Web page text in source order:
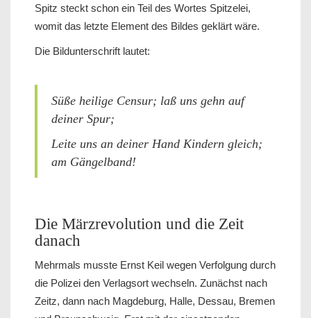
Spitz steckt schon ein Teil des Wortes Spitzelei,
womit das letzte Element des Bildes geklärt wäre.
Die Bildunterschrift lautet:
Süße heilige Censur; laß uns gehn auf
deiner Spur;
Leite uns an deiner Hand Kindern gleich;
am Gängelband!
Die Märzrevolution und die Zeit
danach
Mehrmals musste Ernst Keil wegen Verfolgung durch
die Polizei den Verlagsort wechseln. Zunächst nach
Zeitz, dann nach Magdeburg, Halle, Dessau, Bremen